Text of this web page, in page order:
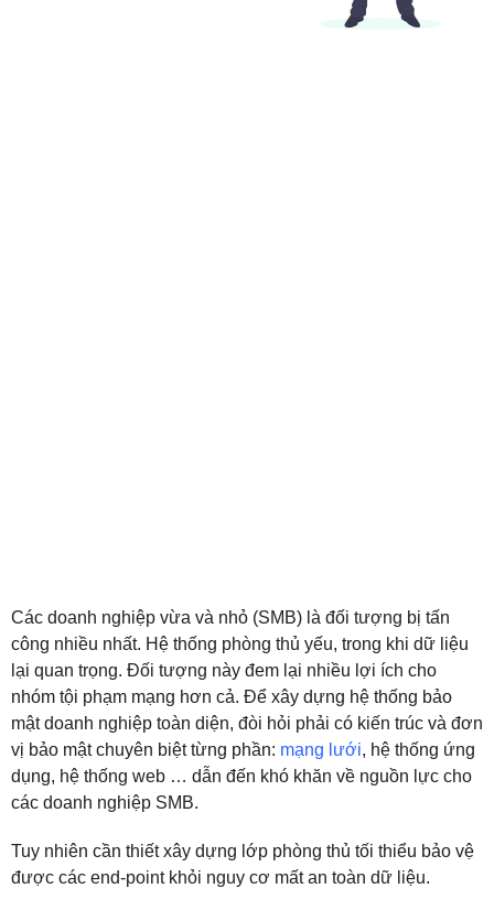
Các doanh nghiệp vừa và nhỏ (SMB) là đối tượng bị tấn
công nhiều nhất. Hệ thống phòng thủ yếu, trong khi dữ liệu
lại quan trọng. Đối tượng này đem lại nhiều lợi ích cho
nhóm tội phạm mạng hơn cả. Để xây dựng hệ thống bảo
mật doanh nghiệp toàn diện, đòi hỏi phải có kiến trúc và đơn
vị bảo mật chuyên biệt từng phần: mạng lưới, hệ thống ứng
dụng, hệ thống web … dẫn đến khó khăn về nguồn lực cho
các doanh nghiệp SMB.
Tuy nhiên cần thiết xây dựng lớp phòng thủ tối thiểu bảo vệ
được các end-point khỏi nguy cơ mất an toàn dữ liệu.